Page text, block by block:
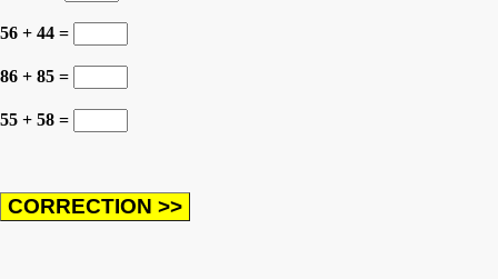
56 + 44 =
86 + 85 =
55 + 58 =